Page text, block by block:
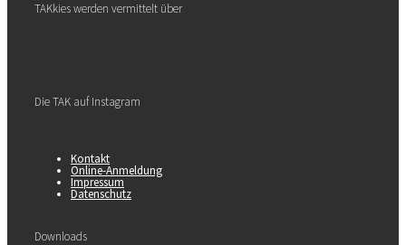
TAKkies werden vermittelt über
Die TAK auf Instagram
Kontakt
Online-Anmeldung
Impressum
Datenschutz
Downloads